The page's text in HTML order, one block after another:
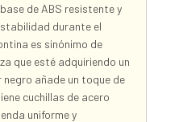
de ABS resistente y
durante el
es sinónimo de
que esté adquiriendo un
añade un toque de
cuchillas de acero
uniforme y